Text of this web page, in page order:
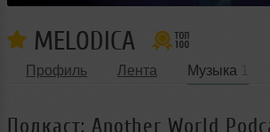
MELODICA
Профиль Лента Музыка
Подкаст: Another World